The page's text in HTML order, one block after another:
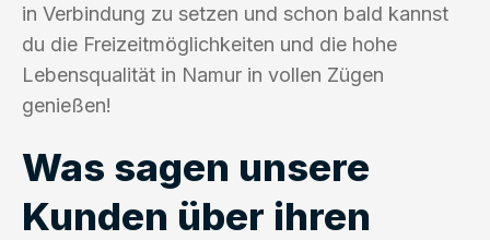
in Verbindung zu setzen und schon bald kannst
du die Freizeitmöglichkeiten und die hohe
Lebensqualität in Namur in vollen Zügen
genießen!
Was sagen unsere
Kunden über ihren